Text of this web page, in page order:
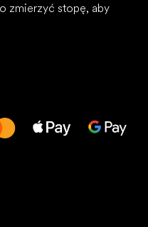
zmierzyć stopę, aby